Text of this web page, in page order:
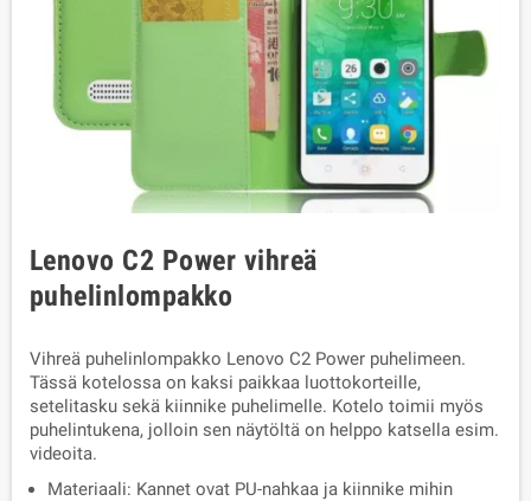
Lenovo C2 Power vihreä
puhelinlompakko
Vihreä puhelinlompakko Lenovo C2 Power puhelimeen.
Tässä kotelossa on kaksi paikkaa luottokorteille,
setelitasku sekä kiinnike puhelimelle. Kotelo toimii myös
puhelintukena, jolloin sen näytöltä on helppo katsella esim.
videoita.
Materiaali: Kannet ovat PU-nahkaa ja kiinnike mihin